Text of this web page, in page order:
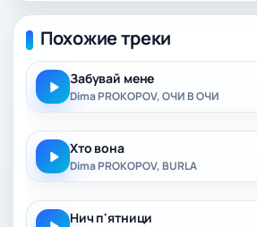
Похожие треки
Забувай мене
Dima PROKOPOV, ОЧИ В ОЧИ
Хто вона
Dima PROKOPOV, BURLA
Нич п'ятници